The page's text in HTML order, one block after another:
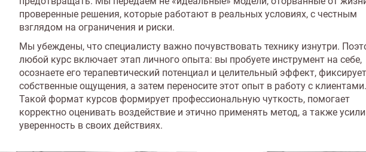
проверенные решения, которые работают в реальных условиях, с честным
взглядом на ограничения и риски.
Мы убеждены, что специалисту важно почувствовать технику изнутри.
любой курс включает этап личного опыта: вы пробуете инструмент на себе,
осознаете его терапевтический потенциал и целительный эффект,
собственные ощущения, а затем переносите этот опыт в работу с клиентами.
Такой формат курсов формирует профессиональную чуткость, помогает
корректно оценивать воздействие и этично применять метод, а также
уверенность в своих действиях.